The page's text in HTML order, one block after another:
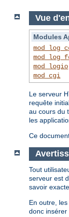
Vue
Modules
mod_logio
mod_cgi
Le serveur
requête
au cours du
les
Ce
Tout
serveur est
savoir
En outre,
donc insérer